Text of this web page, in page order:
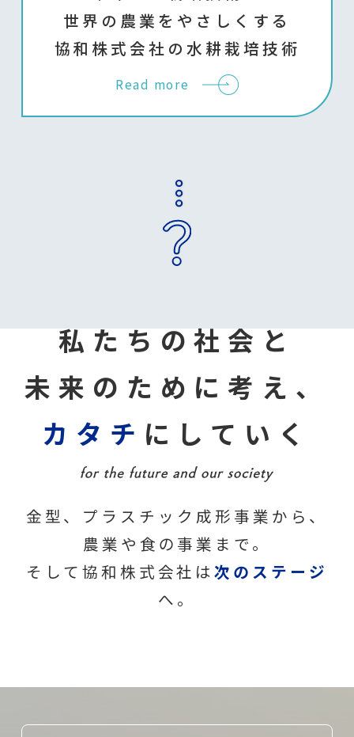
世界の農業をやさしくする
協和株式会社の水耕栽培技術
Read more
私たちの社会と
未来のために考え、
カタチ にしていく
金型、プラスチック成形事業から、
農業や食の事業まで。
そして協和株式会社は次のステージ
へ。